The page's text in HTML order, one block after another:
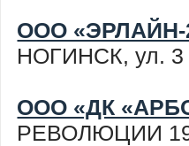
ООО «ЭРЛАЙН-
НОГИНСК, ул.
ООО «ДК
РЕВОЛЮЦИИ